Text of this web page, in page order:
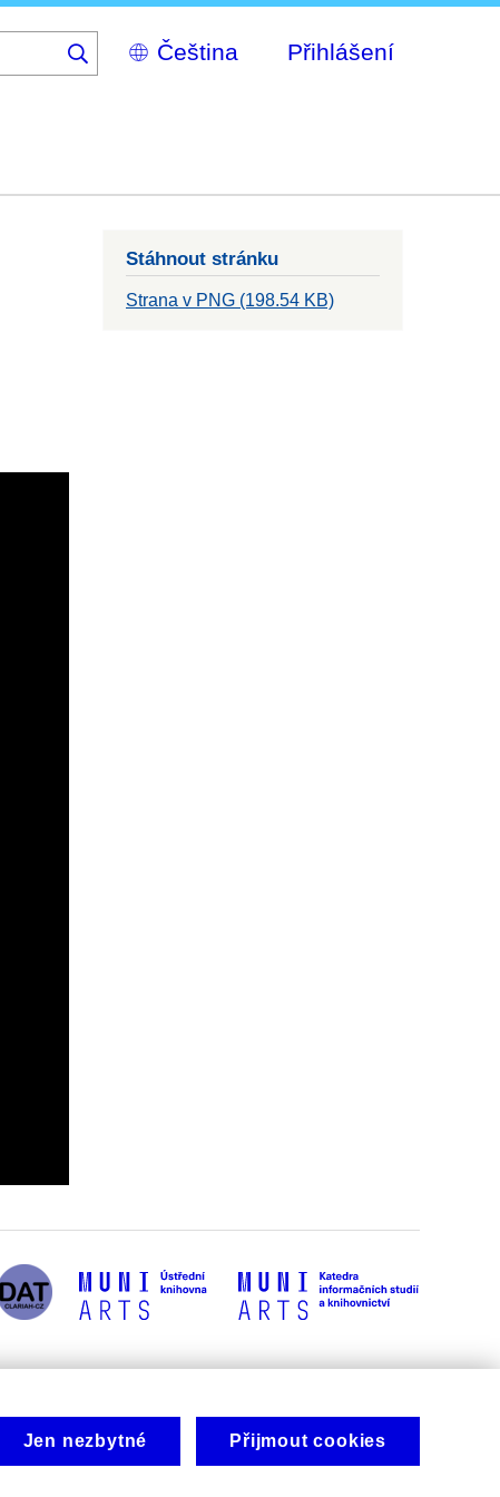
Select
your
Přihlášení
Stáhnout stránku
Strana v PNG (198.54 KB)
Jen nezbytné Přijmout cookies